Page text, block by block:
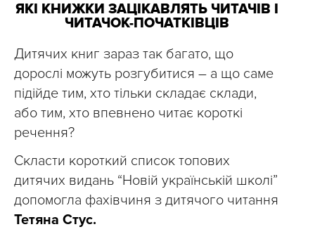
ЯКІ КНИЖКИ ЗАЦІКАВЛЯТЬ ЧИТАЧІВ І
ЧИТАЧОК-ПОЧАТКІВЦІВ
Дитячих книг зараз так багато, що
дорослі можуть розгубитися – а що саме
підійде тим, хто тільки складає склади,
або тим, хто впевнено читає короткі
речення?
Скласти короткий список топових
дитячих видань “Новій українській школі”
допомогла фахівчиня з дитячого читання
Тетяна Стус.